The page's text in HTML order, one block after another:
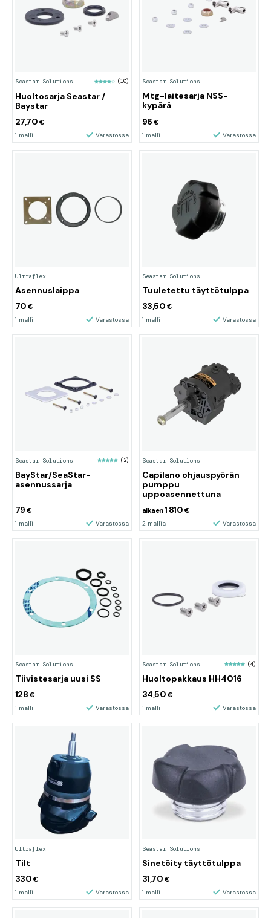
Seastar Solutions (10)
Huoltosarja Seastar /
Baystar
27,70 €
1 malli Varastossa
Seastar Solutions
Mtg-laitesarja NSS-
kypärä
96€
1 malli Varastossa
Ultraflex
Asennuslaippa
70€
1 malli Varastossa
Seastar Solutions
Tuuletettu täyttötulppa
33,50 €
1 malli Varastossa
Seastar Solutions (2)
BayStar/SeaStar-
asennussarja
79€
1 malli Varastossa
Seastar Solutions
Capilano ohjauspyörän
pumppu
uppoasennettuna
alkaen1 810 €
2 mallia Varastossa
Seastar Solutions
Tiivistesarja uusi SS
128 €
1 malli Varastossa
Seastar Solutions (4)
Huoltopakkaus HH4016
34,50 €
1 malli Varastossa
Ultraflex
Tilt
330 €
1 malli Varastossa
Seastar Solutions
Sinetöity täyttötulppa
31,70 €
1 malli Varastossa